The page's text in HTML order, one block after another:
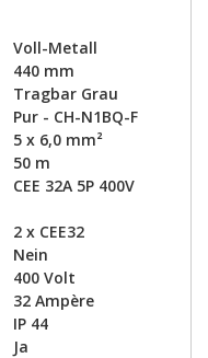
Voll-Metall
440 mm
Tragbar Grau
Pur - CH-N1BQ-F
5 x 6,0 mm²
50 m
CEE 32A 5P 400V
2 x CEE32
Nein
400 Volt
32 Ampère
IP 44
Ja